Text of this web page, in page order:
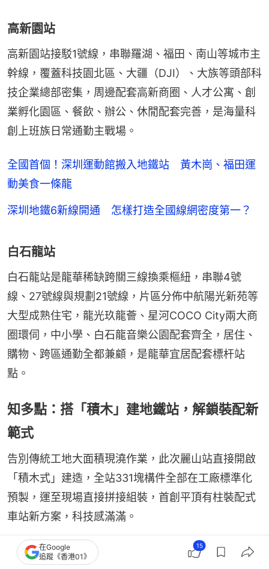
高新園站
高新園站接駁1號線，串聯羅湖、福田、南山等城市主
幹線，覆蓋科技園北區、大疆（DJI）、大族等頭部科
技企業總部密集，周邊配套高新商圈、人才公寓、創
業孵化園區、餐飲、辦公、休閒配套完善，是海量科
創上班族日常通勤主戰場。
全國首個！深圳運動館搬入地鐵站 黃木崗、福田運
動美食一條龍
深圳地鐵6新線開通 怎樣打造全國線網密度第一？
白石龍站
白石龍站是龍華稀缺跨關三線換乘樞紐，串聯4號
線、27號線與規劃21號線，片區分佈中航陽光新苑等
大型成熟住宅，龍光玖龍薈、星河COCO City兩大商
圈環伺，中小學、白石龍音樂公園配套齊全，居住、
購物、跨區通勤全都兼顧，是龍華宜居配套標杆站
點。
知多點：搭「積木」建地鐵站，解鎖裝配新
範式
告別傳統工地大面積現澆作業，此次麗山站直接開啟
「積木式」建造，全站331塊構件全部在工廠標準化
預製，運至現場直接拼接組裝，首創平頂有柱裝配式
車站新方案，科技感滿滿。
相關文章：深圳北站萬象龍華官宣2027年開業　引進
在Google
追蹤《香港01》
15